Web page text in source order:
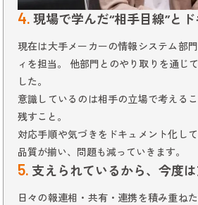
4. 現場で学んだ“相手目線”と
現在は大手メーカーの情報システム部
ィを担当。 他部門とのやり取りを通じ
した。
意識しているのは相手の立場で考える
残すこと。
対応手順や気づきをドキュメント化し
品質が揃い、問題も減っていきます。
5. 支えられているから、今度
日々の報連相・共有・連携を積み重ね